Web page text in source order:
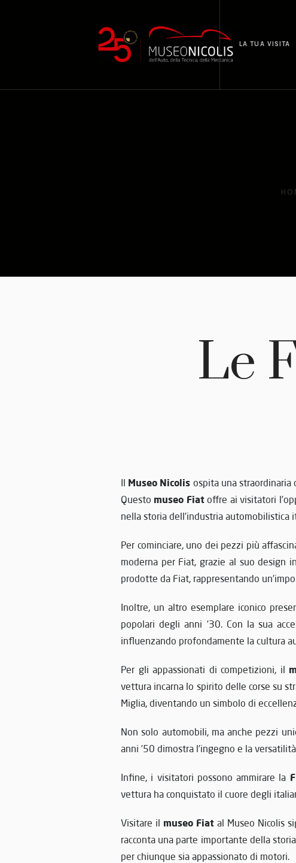
LA TUA VISITA
Le
Il Museo Nicolis ospita una straordinaria
Questo museo Fiatoffre ai visitatori
nella storia dell’industria automobilistica
Per cominciare, uno dei pezzi più
moderna per Fiat, grazie al suo design
prodotte da Fiat, rappresentando
Inoltre, un altro esemplare iconico
popolari degli anni ’30. Con la sua
influenzando profondamente la cultura
Per gli appassionati di competizioni, il
vettura incarna lo spirito delle corse su
Miglia, diventando un simbolo di
Non solo automobili, ma anche pezzi
anni ’50 dimostra l’ingegno e la
Infine, i visitatori possono ammirare la
vettura ha conquistato il cuore degli
Visitare il museo Fiat al Museo Nicolis
racconta una parte importante della
per chiunque sia appassionato di motori.